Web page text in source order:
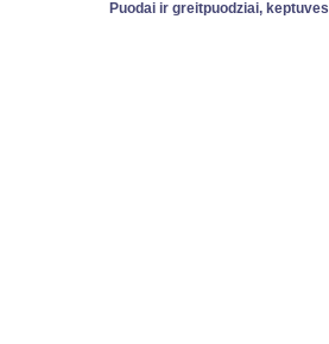
Puodai ir greitpuodziai, keptuves